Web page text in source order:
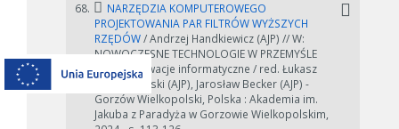
68.
NARZĘDZIA KOMPUTEROWEGO
PROJEKTOWANIA PAR FILTRÓW WYŻSZYCH
RZĘDÓW/ Andrzej Handkiewicz (AJP) // W:
NOWOCZESNE TECHNOLOGIE W PRZEMYŚLE
2023. Innowacje informatyczne / red. Łukasz
Lemieszewski (AJP), Jarosław Becker (AJP) -
Gorzów Wielkopolski, Polska : Akademia im.
Jakuba z Paradyża w Gorzowie Wielkopolskim,